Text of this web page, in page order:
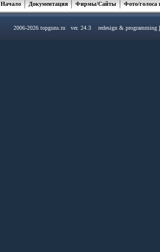
Начало Документация Фирмы/Сайты Фото/голоса
2006-2026 topguns.ru ver. 24.3 redesign & programming